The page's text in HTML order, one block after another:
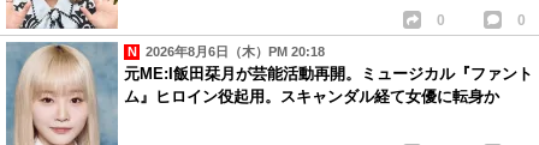
0 0
2026年8月6日（木）PM 20:18
元ME:I飯田栞月が芸能活動再開。ミュージカル『ファント
ム』ヒロイン役起用。スキャンダル経て女優に転身か